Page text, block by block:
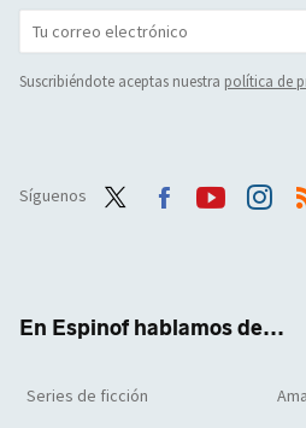
Suscribiéndote aceptas nuestra política de
Síguenos
En Espinof hablamos de...
Series de ficción